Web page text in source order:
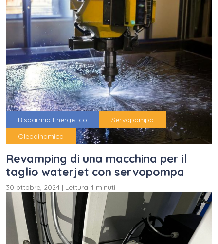
Risparmio Energetico
Servopompa
Oleodinamica
Revamping di una macchina per il
taglio waterjet con servopompa
30 ottobre, 2024 | Lettura 4 minuti